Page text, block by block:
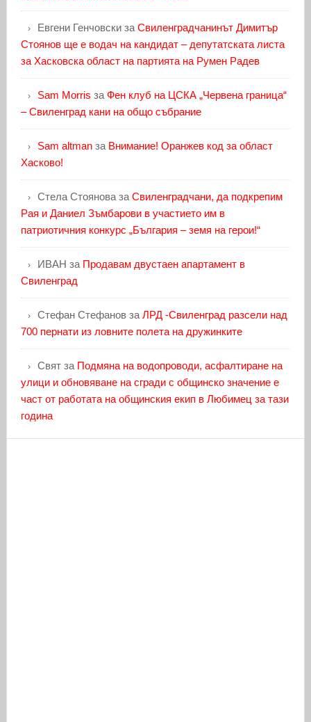
Евгени Генчовскиза Свиленградчанинът Димитър
Стоянов ще е водач на кандидат – депутатската листа
за Хасковска област на партията на Румен Радев
Sam Morris за Фен клуб на ЦСКА „Червена граница“
– Свиленград кани на общо събрание
Sam altmanза Внимание! Оранжев код за област
Хасково!
Стела Стояноваза Свиленградчани, да подкрепим
Рая и Даниел Зъмбарови в участието им в
патриотичния конкурс „България – земя на герои!“
ИВАН за Продавам двустаен апартамент в
Свиленград
Стефан Стефановза ЛРД -Свиленград разсели над
700 пернати из ловните полета на дружинките
Святза Подмяна на водопроводи, асфалтиране на
улици и обновяване на сгради с общинско значение е
част от работата на общинския екип в Любимец за тази
година